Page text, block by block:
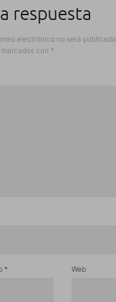
respuesta
electrónico no será publicada.
con *
* Web